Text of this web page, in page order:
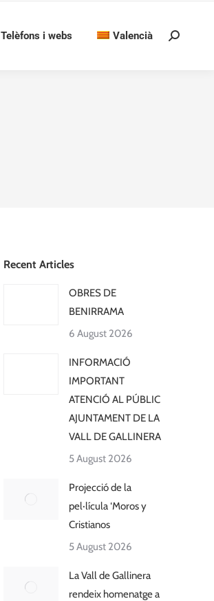
Telèfons i webs Valencià Search:
Recent Articles
OBRES DE
BENIRRAMA
6 August 2026
INFORMACIÓ
IMPORTANT
ATENCIÓ AL PÚBLIC
AJUNTAMENT DE LA
VALL DE GALLINERA
5 August 2026
Projecció de la
pel·lícula ‘Moros y
Cristianos
5 August 2026
La Vall de Gallinera
rendeix homenatge a